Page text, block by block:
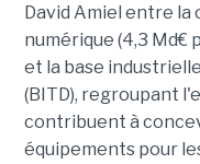
David Amiel entre la
numérique (4,3 Md€
et la base
(BITD), regroupant
contribuent à
équipements pour